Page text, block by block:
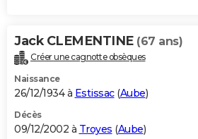
Jack CLEMENTINE (67 ans)
Créer une cagnotte obsèques
Naissance
26/12/1934 à Estissac(Aube)
Décès
09/12/2002 à Troyes (Aube)